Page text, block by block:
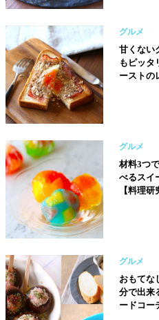
グルメ
甘くない
もピッタ
ーストの
グルメ
材料3つ
べるスイ
【料理
グルメ
おもてな
分で出来
ードコー